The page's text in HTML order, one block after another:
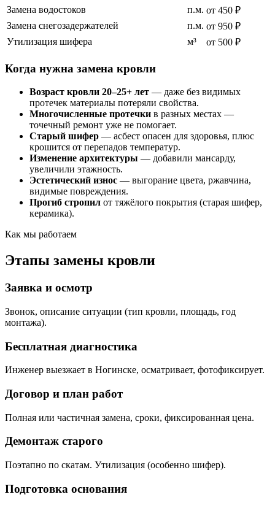
Замена водостоков
п.м. от 450 ₽
Замена снегозадержателей
п.м. от 950 ₽
Утилизация шифера
м³ от 500 ₽
Когда нужна замена кровли
Возраст кровли 20–25+ лет — даже без видимых
протечек материалы потеряли свойства.
Многочисленные протечки в разных местах —
точечный ремонт уже не помогает.
Старый шифер — асбест опасен для здоровья, плюс
крошится от перепадов температур.
Изменение архитектуры — добавили мансарду,
увеличили этажность.
Эстетический износ — выгорание цвета, ржавчина,
видимые повреждения.
Прогиб стропил от тяжёлого покрытия (старая шифер,
керамика).
Как мы работаем
Этапы замены кровли
Заявка и осмотр
Звонок, описание ситуации (тип кровли, площадь, год
монтажа).
Бесплатная диагностика
Инженер выезжает в Ногинске, осматривает, фотофиксирует.
Договор и план работ
Полная или частичная замена, сроки, фиксированная цена.
Демонтаж старого
Поэтапно по скатам. Утилизация (особенно шифер).
Подготовка основания